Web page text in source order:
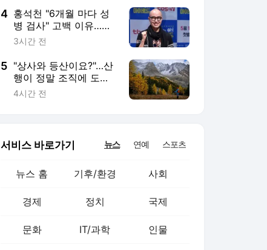
4 홍석천 "6개월 마다 성
병 검사" 고백 이유…에
이즈·HIV 알리기
3시간 전
5 "상사와 등산이요?"…산
행이 정말 조직에 도움
될까
4시간 전
서비스 바로가기 뉴스 연예 스포츠
뉴스 홈 기후/환경 사회
경제 정치 국제
문화 IT/과학 인물